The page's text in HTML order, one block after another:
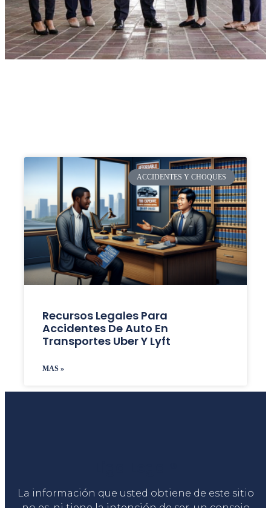
ACCIDENTES Y CHOQUES
Recursos Legales Para
Accidentes De Auto En
Transportes Uber Y Lyft
MAS »
La información que usted obtiene de este sitio